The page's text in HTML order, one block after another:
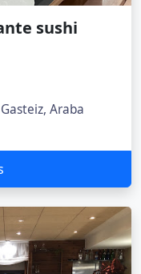
sushi
Araba